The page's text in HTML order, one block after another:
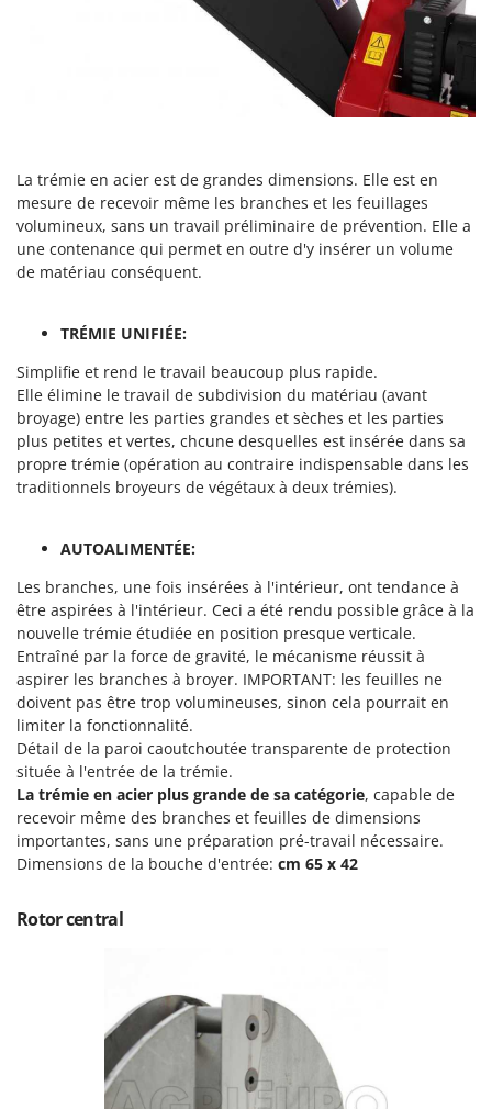
Rafraîchisseurs d'air par évaporation
Râpes à fromage électriques
Râteaux pour tracteur
Remplisseuses
Robots nettoyeurs de piscine
Rogneuses de souches
Rouleaux pour tracteur
S
Scies à os
Scies à Ruban
Scies alternatives à batterie
Sécateurs et Échenilloirs manuels
Sécateurs pneumatiques
Semoirs et Épandeurs d'engrais
Socs pour tracteur
Souffleurs aspirateurs pour Feuilles
Soufreuses - Poudreuses à dos
Soufreuses - Poudreuses pour tracteur
T
Taille-haies
Tarières
Tondeuses autoportées
Tondeuses débroussailleuses thermiques
Trancheuses
Trancheuses de sol
Helvi
Henx
HiKOKI
Honda
Idromatic
Il-Tec
Imperia
Infaco
Intec
Italyco
J JOLLY ITALIA
K
KAAZ
Karcher
Kasco
Kemper
Keter
KitchenAid
Lampacrescia - MGM
Landxcape
LAR Casalinghi
La trémie en acier est de grandes dimensions. Elle est en
mesure de recevoir même les branches et les feuillages
volumineux, sans un travail préliminaire de prévention. Elle a
une contenance qui permet en outre d'y insérer un volume
de matériau conséquent.
TRÉMIE UNIFIÉE:
Simplifie et rend le travail beaucoup plus rapide.
Elle élimine le travail de subdivision du matériau (avant
broyage) entre les parties grandes et sèches et les parties
plus petites et vertes, chcune desquelles est insérée dans sa
propre trémie (opération au contraire indispensable dans les
traditionnels broyeurs de végétaux à deux trémies).
AUTOALIMENTÉE:
Les branches, une fois insérées à l'intérieur, ont tendance à
être aspirées à l'intérieur. Ceci a été rendu possible grâce à la
nouvelle trémie étudiée en position presque verticale.
Entraîné par la force de gravité, le mécanisme réussit à
aspirer les branches à broyer. IMPORTANT: les feuilles ne
doivent pas être trop volumineuses, sinon cela pourrait en
limiter la fonctionnalité.
Détail de la paroi caoutchoutée transparente de protection
située à l'entrée de la trémie.
La trémie en acier plus grande de sa catégorie, capable de
recevoir même des branches et feuilles de dimensions
importantes, sans une préparation pré-travail nécessaire.
Dimensions de la bouche d'entrée: cm 65 x 42
Rotor central